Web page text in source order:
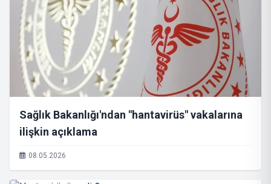
Sağlık Bakanlığı'ndan "hantavirüs" vakalarına
ilişkin açıklama
08.05.2026